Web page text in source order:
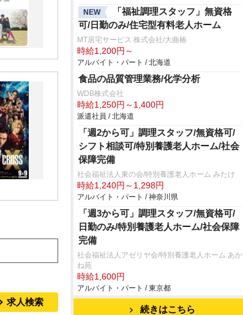
求人検索
NEW
「福祉調理スタッフ」無資格
可/日勤のみ/住宅型有料老人ホーム
MT居宅サービス 株式会社/大曲椿
時給1,200円～
アルバイト・パート / 北海道
食品の品質管理業務/化学分析
WDB株式会社
時給1,250円～1,400円
派遣社員 / 北海道
「週2から可」調理スタッフ/無資格可/
シフト相談可/特別養護老人ホーム/社会
保障完備
社会福祉法人東の会/特別養護老人ホーム みたけ
時給1,240円～1,298円
アルバイト・パート / 神奈川県
「週3から可」調理スタッフ/無資格可/
日勤のみ/特別養護老人ホーム/社会保障
完備
社会福祉法人アゼリヤ会/特別養護老人ホーム あか
ね苑
時給1,600円
アルバイト・パート / 東京都
続きはこちら